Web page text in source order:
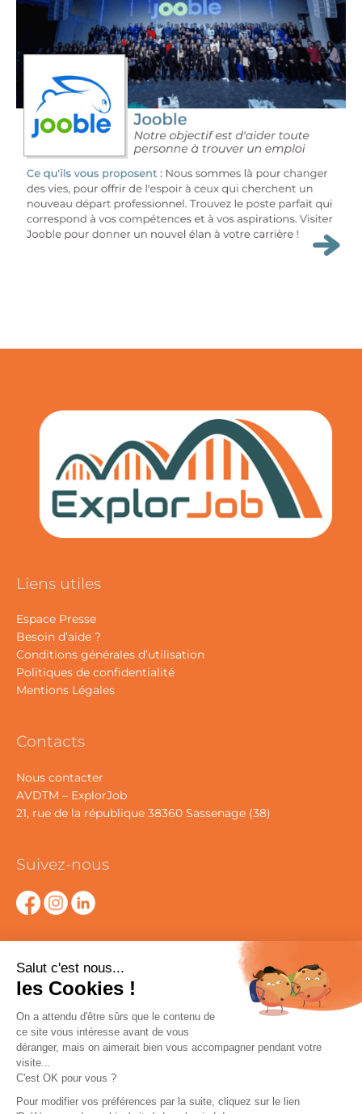
Salut c'est nous...
les Cookies !
On a attendu d'être sûrs que le contenu de
ce site vous intéresse avant de vous
déranger, mais on aimerait bien vous accompagner pendant votre
visite...
C'est OK pour vous ?
Pour modifier vos préférences par la suite, cliquez sur le lien
Liens utiles
Espace Presse
Besoin d’aide ?
Conditions générales d’utilisation
Politiques de confidentialité
Mentions Légales
Contacts
Nous contacter
AVDTM – ExplorJob
21, rue de la république 38360 Sassenage (38)
Suivez-nous
Aidez-nous à développer ExplorJob